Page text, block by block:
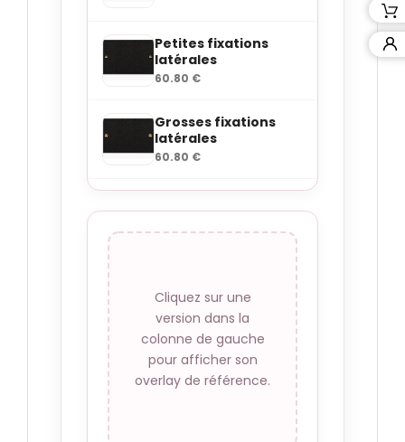
Petites fixations
latérales
60.80 €
Grosses fixations
latérales
60.80 €
angles
60.80 €
angles
60.80 €
Petites fixations
centrées
60.80 €
Cliquez sur une
version dans la
colonne de gauche
pour afficher son
overlay de référence.